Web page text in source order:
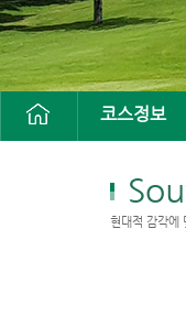
코스정보
현대적 감각에